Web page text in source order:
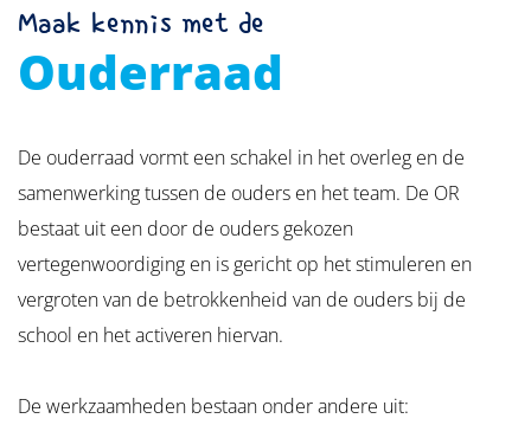
Maak kennis met de
Ouderraad
De ouderraad vormt een schakel in het overleg en de
samenwerking tussen de ouders en het team. De OR
bestaat uit een door de ouders gekozen
vertegenwoordiging en is gericht op het stimuleren en
vergroten van de betrokkenheid van de ouders bij de
school en het activeren hiervan.
De werkzaamheden bestaan onder andere uit: